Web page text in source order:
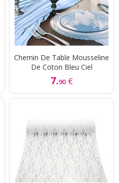
Chemin De Table Mousseline
De Coton Bleu Ciel
7.90 €